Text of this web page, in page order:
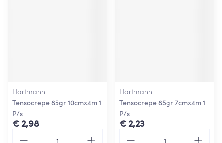
Hartmann
Tensocrepe 85gr 10cmx4m 1
P/s
€ 2,98
Hartmann
Tensocrepe 85gr 7cmx4m 1
P/s
€ 2,23